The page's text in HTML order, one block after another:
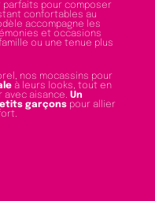
parfaits pour composer
confortables au
accompagne les
et occasions
ou une tenue plus
nos mocassins pour
à leurs looks, tout en
avec aisance. Un
garçons pour allier